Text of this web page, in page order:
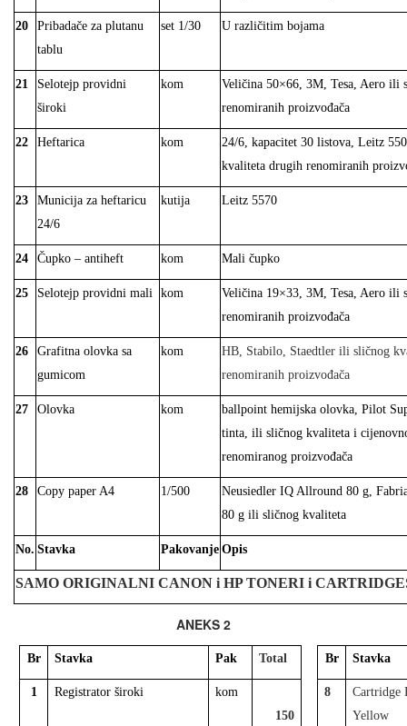
20
Pribadače za plutanu
tablu
set 1/30 U različitim bojama
21
Selotejp providni
široki
kom
Veličina 50×66, 3M, Tesa, Aero ili
renomiranih proizvođača
22 Heftarica kom
24/6, kapacitet 30 listova, Leitz
kvaliteta drugih renomiranih
23
Municija za heftaricu
24/6
kutija Leitz 5570
24 Čupko – antiheft kom Mali čupko
25 Selotejp providni mali kom
Veličina 19×33, 3M, Tesa, Aero ili
renomiranih proizvođača
26
Grafitna olovka sa
gumicom
kom
HB, Stabilo, Staedtler ili sličnog
renomiranih proizvođača
27 Olovka kom
ballpoint hemijska olovka, Pilot
tinta, ili sličnog kvaliteta i
renomiranog proizvođača
28 Copy paper A4 1/500
Neusiedler IQ Allround 80 g,
80 g ili sličnog kvaliteta
No. Stavka Pakovanje Opis
SAMO ORIGINALNI CANON i HP TONERI i
ANEKS 2
Br Stavka Pak Total Br Stavka
1 Registrator široki
kom
150
8
Cartridge
Yellow